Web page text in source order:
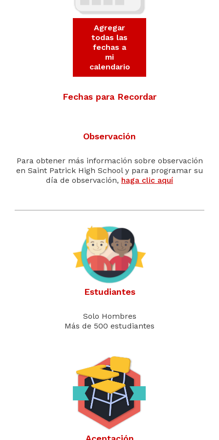
Agregar
todas las
fechas a
mi
calendario
Fechas para Recordar
Observación
Para obtener más información sobre observación
en Saint Patrick High School y para programar su
día de observación, haga clic aquí
Estudiantes
Solo Hombres
Más de 500 estudiantes